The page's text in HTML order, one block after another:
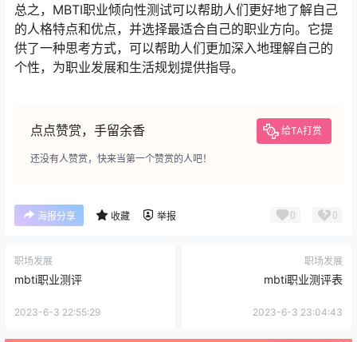
总之，MBTI职业倾向性测试可以帮助人们更好地了解自己
的人格特点和优点，并选择最适合自己的职业方向。它提
供了一种思考方式，可以帮助人们更加深入地理解自己的
个性，为职业发展和生活规划提供指导。
点点赞赏，手留余香 给TA打赏
还没有人赞赏，快来当第一个赞赏的人吧！
海报分享 收藏 举报 0 0
职场发展
mbti职业测评
2023-6-3 22:55:29
职场发展
mbti职业测评表
2023-6-3 23:04:43